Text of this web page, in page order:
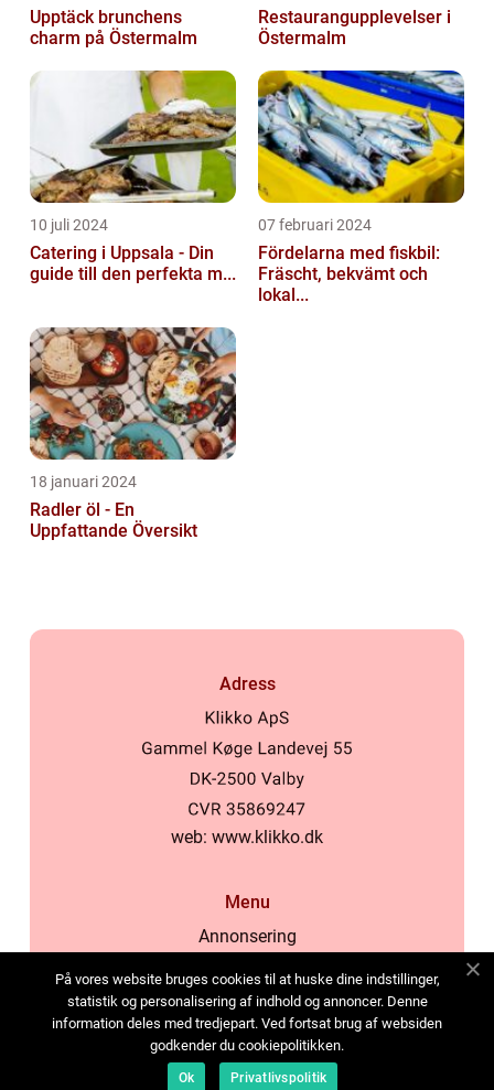
Upptäck brunchens
charm på Östermalm
Restaurangupplevelser i
Östermalm
10 juli 2024
Catering i Uppsala - Din
guide till den perfekta m...
07 februari 2024
Fördelarna med fiskbil:
Fräscht, bekvämt och
lokal...
18 januari 2024
Radler öl - En
Uppfattande Översikt
Adress
web: www.klikko.dk
Menu
Annonsering
Cookies
Kontakta oss
Sitemap
På vores website bruges cookies til at huske dine indstillinger,
statistik og personalisering af indhold og annoncer. Denne
information deles med tredjepart. Ved fortsat brug af websiden
godkender du cookiepolitikken.
Ok Privatlivspolitik